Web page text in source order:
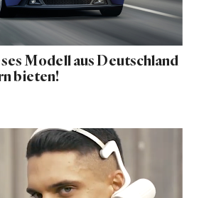
Modell aus Deutschland
bieten!